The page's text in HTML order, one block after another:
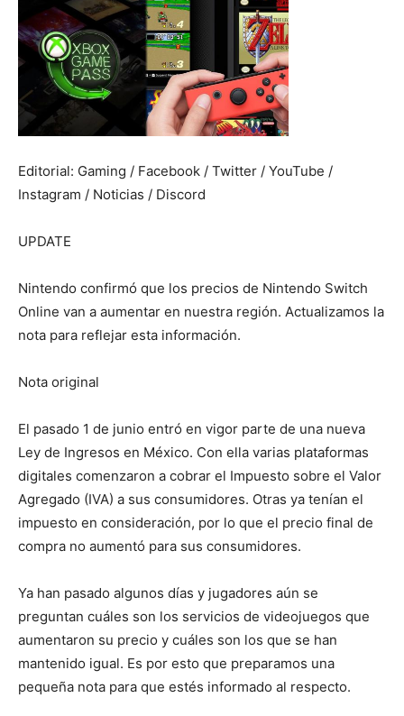
Editorial: Gaming / Facebook / Twitter / YouTube /
Instagram / Noticias / Discord
UPDATE
Nintendo confirmó que los precios de Nintendo Switch
Online van a aumentar en nuestra región. Actualizamos la
nota para reflejar esta información.
Nota original
El pasado 1 de junio entró en vigor parte de una nueva
Ley de Ingresos en México. Con ella varias plataformas
digitales comenzaron a cobrar el Impuesto sobre el Valor
Agregado (IVA) a sus consumidores. Otras ya tenían el
impuesto en consideración, por lo que el precio final de
compra no aumentó para sus consumidores.
Ya han pasado algunos días y jugadores aún se
preguntan cuáles son los servicios de videojuegos que
aumentaron su precio y cuáles son los que se han
mantenido igual. Es por esto que preparamos una
pequeña nota para que estés informado al respecto.